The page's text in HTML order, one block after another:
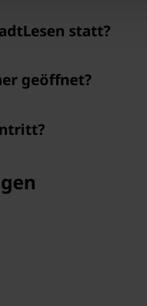
statt?
geöffnet?